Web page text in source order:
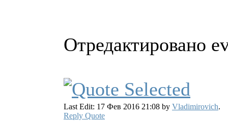
Отредактировано
Last Edit: 17 Фев 2016 21:08 by Vladimirovich.
Reply Quote